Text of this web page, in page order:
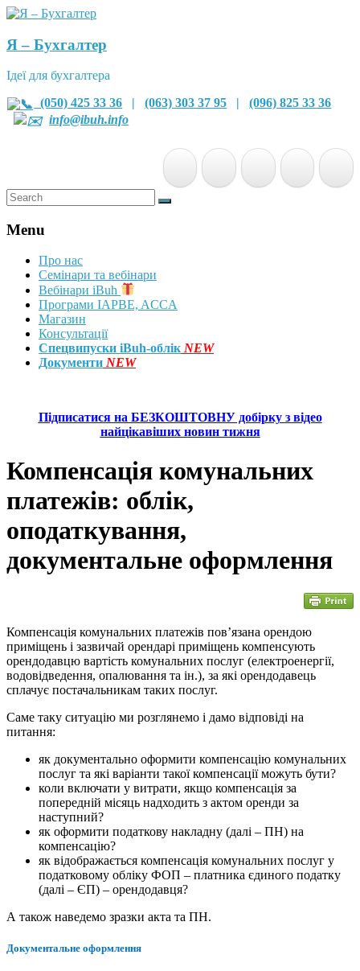
Я – Бухгалтер
Ідеї для бухгалтера
(050) 425 33 36 |(063) 303 37 95 |(096) 825 33 36
info@ibuh.info
Menu
Про нас
Семінари та вебінари
Вебінари iBuh
Програми IAPBE, ACCA
Магазин
Консультації
Спецвипуски iBuh-облік NEW
Документи NEW
Підписатися на БЕЗКОШТОВНУ добірку з відео
найцікавіших новин тижня
Компенсація комунальних
платежів: облік,
оподаткування,
документальне оформлення
Компенсація комунальних платежів пов’язана орендою
приміщень і зазвичай орендарі приміщень компенсують
орендодавцю вартість комунальних послуг (електроенергії,
водовідведення, опалювання та ін.), за які орендодавець
сплачує постачальникам таких послуг.
Саме таку ситуацію ми розглянемо і дамо відповіді на
питання:
як документально оформити компенсацію комунальних
послуг та які варіанти такої компенсації можуть бути?
коли включати у витрати, якщо компенсація за
попередній місяць надходить з актом оренди за
наступний?
як оформити податкову накладну (далі – ПН) на
компенсацію?
як відображається компенсація комунальних послуг у
податковому обліку ФОП – платника єдиного податку
(далі – ЄП) – орендодавця?
А також наведемо зразки акта та ПН.
Документальне оформлення